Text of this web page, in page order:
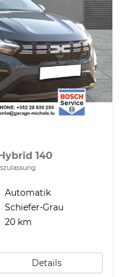
140
Automatik
Schiefer-Grau
20 km
Details